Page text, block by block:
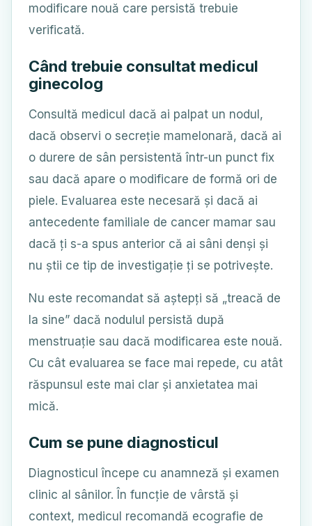
modificare nouă care persistă trebuie
verificată.
Când trebuie consultat medicul
ginecolog
Consultă medicul dacă ai palpat un nodul,
dacă observi o secreție mamelonară, dacă ai
o durere de sân persistentă într-un punct fix
sau dacă apare o modificare de formă ori de
piele. Evaluarea este necesară și dacă ai
antecedente familiale de cancer mamar sau
dacă ți s-a spus anterior că ai sâni denși și
nu știi ce tip de investigație ți se potrivește.
Nu este recomandat să aștepți să „treacă de
la sine” dacă nodulul persistă după
menstruație sau dacă modificarea este nouă.
Cu cât evaluarea se face mai repede, cu atât
răspunsul este mai clar și anxietatea mai
mică.
Cum se pune diagnosticul
Diagnosticul începe cu anamneză și examen
clinic al sânilor. În funcție de vârstă și
context, medicul recomandă ecografie de